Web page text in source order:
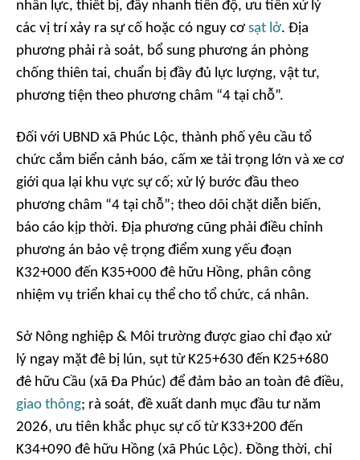
nhân lực, thiết bị, đẩy nhanh tiến độ, ưu tiên xử lý
các vị trí xảy ra sự cố hoặc có nguy cơ sạt lở. Địa
phương phải rà soát, bổ sung phương án phòng
chống thiên tai, chuẩn bị đầy đủ lực lượng, vật tư,
phương tiện theo phương châm “4 tại chỗ”.
Đối với UBND xã Phúc Lộc, thành phố yêu cầu tổ
chức cắm biển cảnh báo, cấm xe tải trọng lớn và xe cơ
giới qua lại khu vực sự cố; xử lý bước đầu theo
phương châm “4 tại chỗ”; theo dõi chặt diễn biến,
báo cáo kịp thời. Địa phương cũng phải điều chỉnh
phương án bảo vệ trọng điểm xung yếu đoạn
K32+000 đến K35+000 đê hữu Hồng, phân công
nhiệm vụ triển khai cụ thể cho tổ chức, cá nhân.
Sở Nông nghiệp & Môi trường được giao chỉ đạo xử
lý ngay mặt đê bị lún, sụt từ K25+630 đến K25+680
đê hữu Cầu (xã Đa Phúc) để đảm bảo an toàn đê điều,
giao thông; rà soát, đề xuất danh mục đầu tư năm
2026, ưu tiên khắc phục sự cố từ K33+200 đến
K34+090 đê hữu Hồng (xã Phúc Lộc). Đồng thời, chỉ